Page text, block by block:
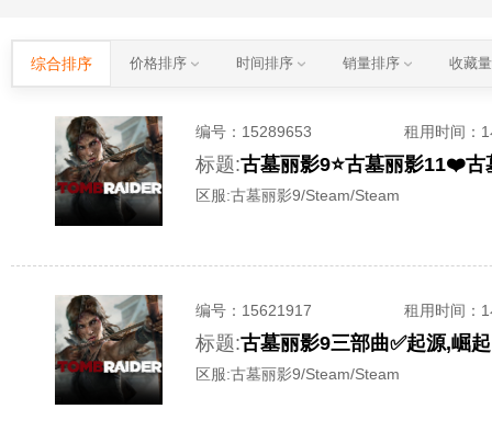
综合排序 价格排序 时间排序 销量排序 收藏
编号： 15289653 租用时间 ：
标题:古墓丽影9⭐️古墓丽影11❤️古
区服:古墓丽影9/Steam/Steam
编号： 15621917 租用时间 ：
标题:古墓丽影9三部曲✅起源,崛
区服:古墓丽影9/Steam/Steam